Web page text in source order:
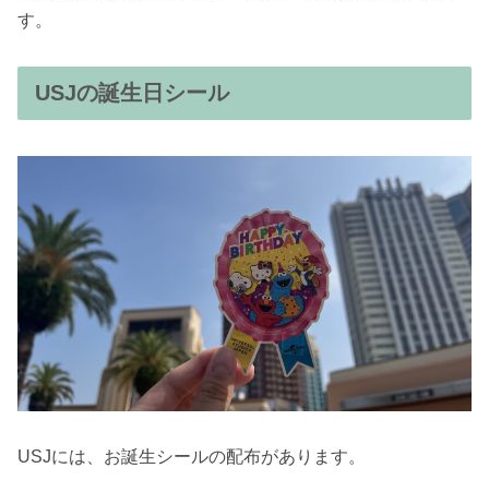
す。
USJの誕生日シール
USJには、お誕生シールの配布があります。